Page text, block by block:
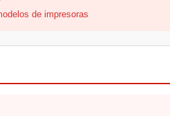
de impresoras